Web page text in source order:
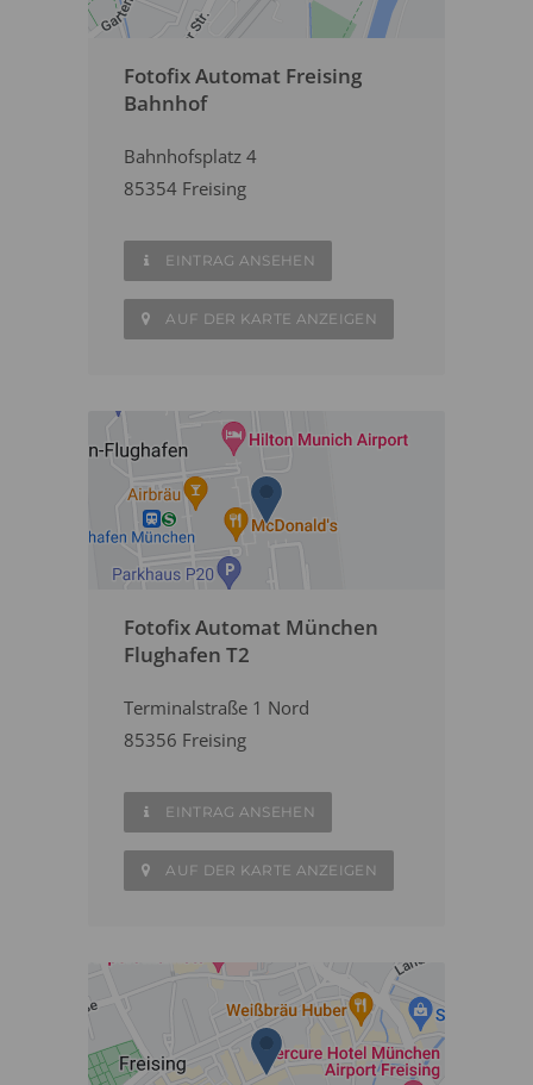
Fotofix Automat Freising
Bahnhof
Bahnhofsplatz 4
85354 Freising
EINTRAG ANSEHEN
AUF DER KARTE ANZEIGEN
Fotofix Automat München
Flughafen T2
Terminalstraße 1 Nord
85356 Freising
EINTRAG ANSEHEN
AUF DER KARTE ANZEIGEN